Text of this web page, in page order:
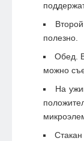
полезно.
Обед.
можно
На